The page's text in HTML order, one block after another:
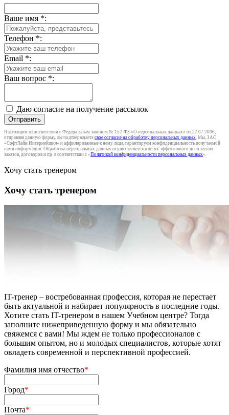
Ваше имя *:
Телефон *:
Email *:
Ваш вопрос *:
Даю согласие на получение рассылок
Отправить
Настоящим в соответствии с Федеральным законом № 152-ФЗ «О персональных данных» от 27.07.2006,
отправляя данную форму, вы подтверждаете свое согласие на обработку персональных данных . Мы, ЗАО
«СофтЛайн Интернейшнл» и аффилированные к нему лица, гарантируем конфиденциальность получаемой
нами информации. Обработка персональных данных осуществляется в целях эффективного исполнения
заказов, договоров и пр. в соответствии с «Политикой конфиденциальности персональных данных».
Хочу стать тренером
Хочу стать тренером
IT-тренер – востребованная профессия, которая не перестает
быть актуальной и набирает популярность в последние годы.
Хотите стать IT-тренером в нашем Учебном центре? Тогда
заполните нижеприведенную форму и мы обязательно
свяжемся с вами! Мы ждем не только профессионалов с
большим опытом, но и молодых специалистов, которые хотят
овладеть современной и перспективной профессией.
Фамилия имя отчество*
Город*
Почта*